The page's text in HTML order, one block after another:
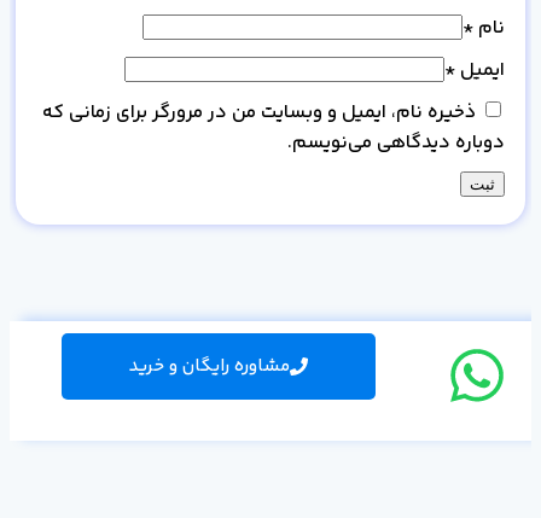
نام *
ایمیل *
ذخیره نام، ایمیل و وبسایت من در مرورگر برای زمانی که
دوباره دیدگاهی می‌نویسم.
مشاوره رایگان و خرید